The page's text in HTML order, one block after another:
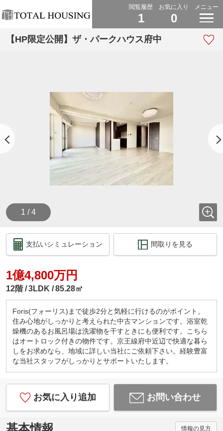
閲覧履歴
1
お気に入り
0
メニュー
【HP限定公開】ザ・パークハウス府中
1 / 4
支払いシミュレーション 間取りを見る
1億4,800万円
12階 3LDK 85.28㎡
Foris(フォーリス)まで徒歩2分と気軽に行けるのがポイント。
住み心地がしっかりと考えられた中古マンションです。浴室乾
燥機のあるお風呂場は洗濯物を干すときにも便利です。こちら
はオートロック付きの物件です。京王線府中近辺で快適な暮ら
しをお求めなら、地域に詳しい当社にご依頼下さい。経験豊富
な当社スタッフがしっかりとサポートいたします。
お気に入り追加 お問い合わせ
基本情報 情報の見方